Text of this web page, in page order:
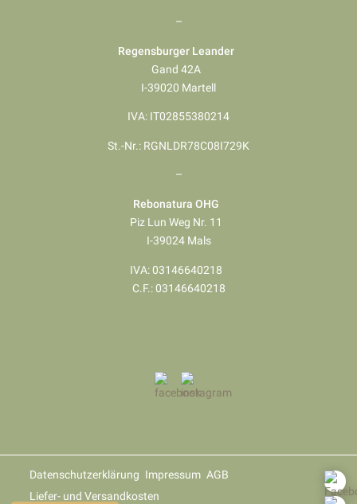
–
Regensburger Leander
Gand 42A
I-39020 Martell
IVA: IT02855380214
St.-Nr.: RGNLDR78C08I729K
–
Rebonatura OHG
Piz Lun Weg Nr. 11
I-39024 Mals
IVA: 03146640218
​​​​​​​C.F.: 03146640218
Datenschutzerklärung Impressum AGB
Liefer- und Versandkosten